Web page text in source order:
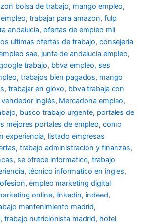
bolsa de trabajo, mango empleo,
, trabajar para amazon, fulp
andalucia, ofertas de empleo mil
ultimas ofertas de trabajo, consejeria
sae, junta de andalucia empleo,
trabajo, bbva empleo, ses
, trabajos bien pagados, mango
, trabajar en glovo, bbva trabaja con
vendedor inglés, Mercadona empleo,
, busco trabajo urgente, portales de
mejores portales de empleo, como
experiencia, listado empresas
, trabajo administracion y finanzas,
, se ofrece informatico, trabajo
, técnico informatico en ingles,
, empleo marketing digital
online, linkedin, indeed,
mantenimiento madrid,
, trabajo nutricionista madrid, hotel